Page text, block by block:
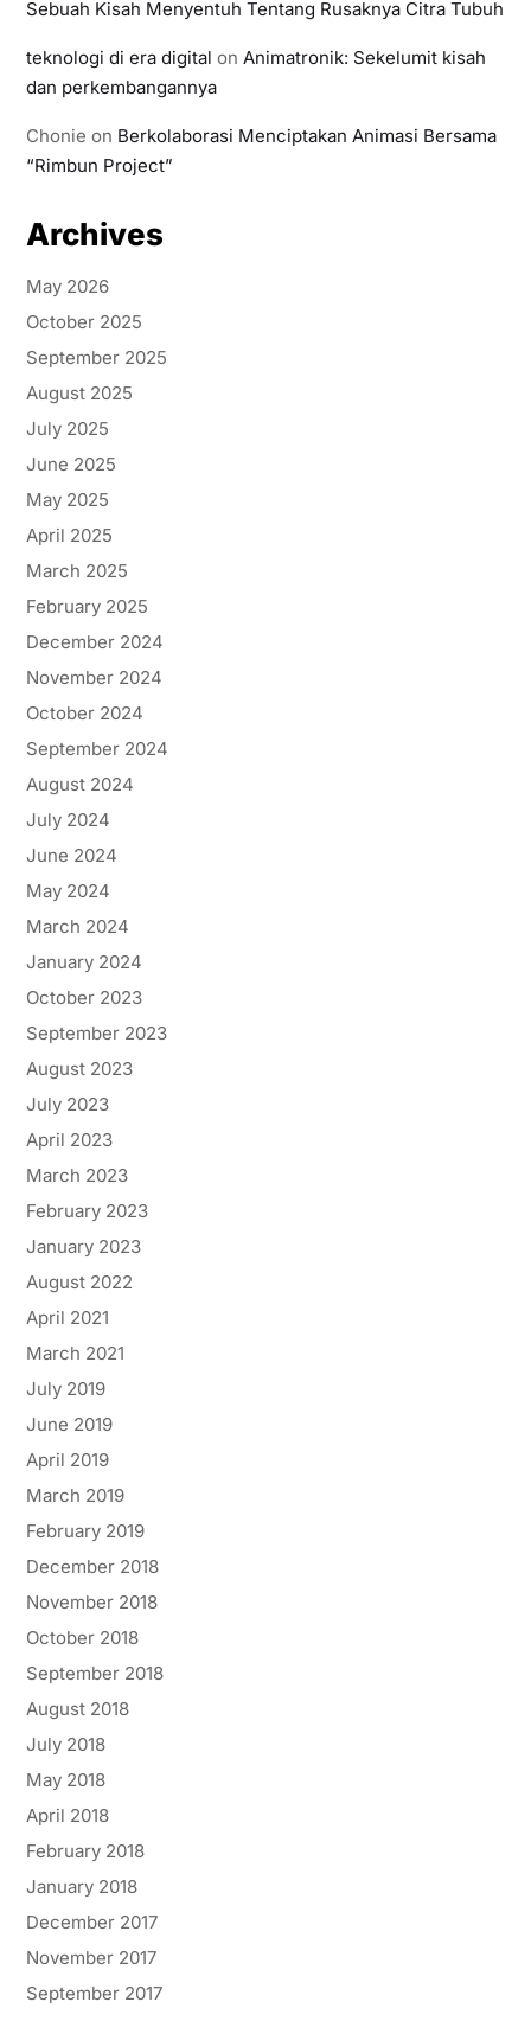
Sebuah Kisah Menyentuh Tentang Rusaknya Citra Tubuh
teknologi di era digital on Animatronik: Sekelumit kisah
dan perkembangannya
Chonie on Berkolaborasi Menciptakan Animasi Bersama
“Rimbun Project”
Archives
May 2026
October 2025
September 2025
August 2025
July 2025
June 2025
May 2025
April 2025
March 2025
February 2025
December 2024
November 2024
October 2024
September 2024
August 2024
July 2024
June 2024
May 2024
March 2024
January 2024
October 2023
September 2023
August 2023
July 2023
April 2023
March 2023
February 2023
January 2023
August 2022
April 2021
March 2021
July 2019
June 2019
April 2019
March 2019
February 2019
December 2018
November 2018
October 2018
September 2018
August 2018
July 2018
May 2018
April 2018
February 2018
January 2018
December 2017
November 2017
September 2017